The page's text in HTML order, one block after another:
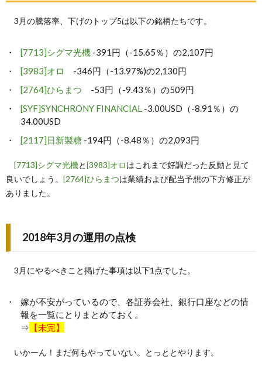
3月の騰落率、下げのトップ5は以下の銘柄たちです。
[7713]シグマ光機 -391円（-15.65％）の2,107円
[3983]オロ
-346円（-13.97%)の2,130円
[2764]ひらまつ -53円（-9.43％）の509円
[SYF]SYNCHRONY FINANCIAL -3.00USD（-8.91％）の
34.00USD
[2117]日新製糖 -194円（-8.48％）の2,093円
[7713]シグマ光機と[3983]オロはこれまで好調だった反動と見て
良いでしょう。 [2764]ひらまつは業績および配当予想の下方修正が
ありました。
2018年3月の運用の点検
3月にやるべきこと掲げた事項は以下1点でした。
嫁が不安がっているので、各証券会社、銀行口座などの情
報を一覧にとりまとめておく。
⇒ 【未完】
いかーん！まだ何もやっていない。とっととやります。